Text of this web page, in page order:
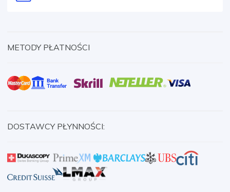
METODY PŁATNOŚCI
DOSTAWCY PŁYNNOŚCI: